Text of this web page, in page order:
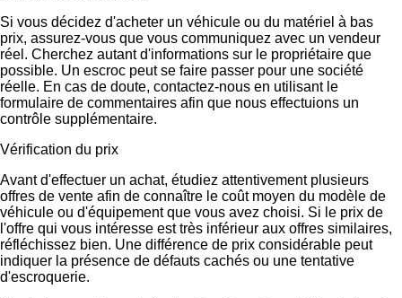
Si vous décidez d'acheter un véhicule ou du matériel à bas
prix, assurez-vous que vous communiquez avec un vendeur
réel. Cherchez autant d'informations sur le propriétaire que
possible. Un escroc peut se faire passer pour une société
réelle. En cas de doute, contactez-nous en utilisant le
formulaire de commentaires afin que nous effectuions un
contrôle supplémentaire.
Vérification du prix
Avant d'effectuer un achat, étudiez attentivement plusieurs
offres de vente afin de connaître le coût moyen du modèle de
véhicule ou d'équipement que vous avez choisi. Si le prix de
l'offre qui vous intéresse est très inférieur aux offres similaires,
réfléchissez bien. Une différence de prix considérable peut
indiquer la présence de défauts cachés ou une tentative
d'escroquerie.